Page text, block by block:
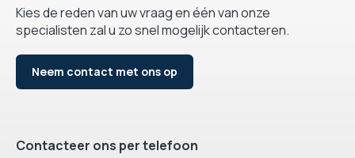
Kies de reden van uw vraag en één van onze
specialisten zal u zo snel mogelijk contacteren.
Neem contact met ons op
Contacteer ons per telefoon